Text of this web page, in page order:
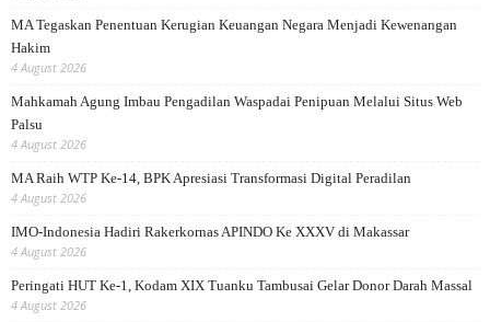
MA Tegaskan Penentuan Kerugian Keuangan Negara Menjadi Kewenangan
Hakim
4 August 2026
Mahkamah Agung Imbau Pengadilan Waspadai Penipuan Melalui Situs Web
Palsu
4 August 2026
MA Raih WTP Ke-14, BPK Apresiasi Transformasi Digital Peradilan
4 August 2026
IMO-Indonesia Hadiri Rakerkornas APINDO Ke XXXV di Makassar
4 August 2026
Peringati HUT Ke-1, Kodam XIX Tuanku Tambusai Gelar Donor Darah Massal
4 August 2026